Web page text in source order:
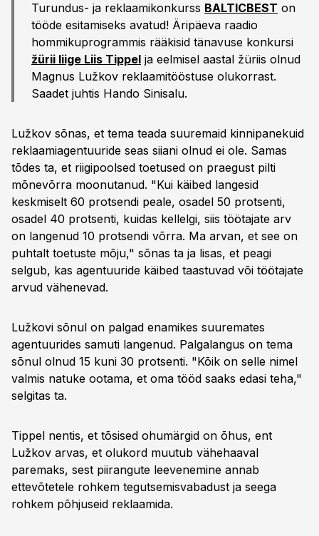
Turundus- ja reklaamikonkurss BALTICBEST on
tööde esitamiseks avatud! Äripäeva raadio
hommikuprogrammis rääkisid tänavuse konkursi
žürii liige Liis Tippel ja eelmisel aastal žüriis olnud
Magnus Lužkov reklaamitööstuse olukorrast.
Saadet juhtis Hando Sinisalu.
Lužkov sõnas, et tema teada suuremaid kinnipanekuid
reklaamiagentuuride seas siiani olnud ei ole. Samas
tõdes ta, et riigipoolsed toetused on praegust pilti
mõnevõrra moonutanud. "Kui käibed langesid
keskmiselt 60 protsendi peale, osadel 50 protsenti,
osadel 40 protsenti, kuidas kellelgi, siis töötajate arv
on langenud 10 protsendi võrra. Ma arvan, et see on
puhtalt toetuste mõju," sõnas ta ja lisas, et peagi
selgub, kas agentuuride käibed taastuvad või töötajate
arvud vähenevad.
Lužkovi sõnul on palgad enamikes suuremates
agentuurides samuti langenud. Palgalangus on tema
sõnul olnud 15 kuni 30 protsenti. "Kõik on selle nimel
valmis natuke ootama, et oma tööd saaks edasi teha,"
selgitas ta.
Tippel nentis, et tõsised ohumärgid on õhus, ent
Lužkov arvas, et olukord muutub vähehaaval
paremaks, sest piirangute leevenemine annab
ettevõtetele rohkem tegutsemisvabadust ja seega
rohkem põhjuseid reklaamida.